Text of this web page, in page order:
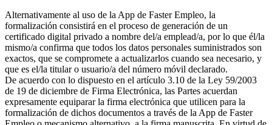
Alternativamente al uso de la App de Faster Empleo, la
formalización consistirá en el proceso de generación de un
certificado digital privado a nombre del/a emplead/a, por lo que él/la
mismo/a confirma que todos los datos personales suministrados son
exactos, que se compromete a actualizarlos cuando sea necesario, y
que es el/la titular o usuario/a del número móvil declarado.
De acuerdo con lo dispuesto en el artículo 3.10 de la Ley 59/2003
de 19 de diciembre de Firma Electrónica, las Partes acuerdan
expresamente equiparar la firma electrónica que utilicen para la
formalización de dichos documentos a través de la App de Faster